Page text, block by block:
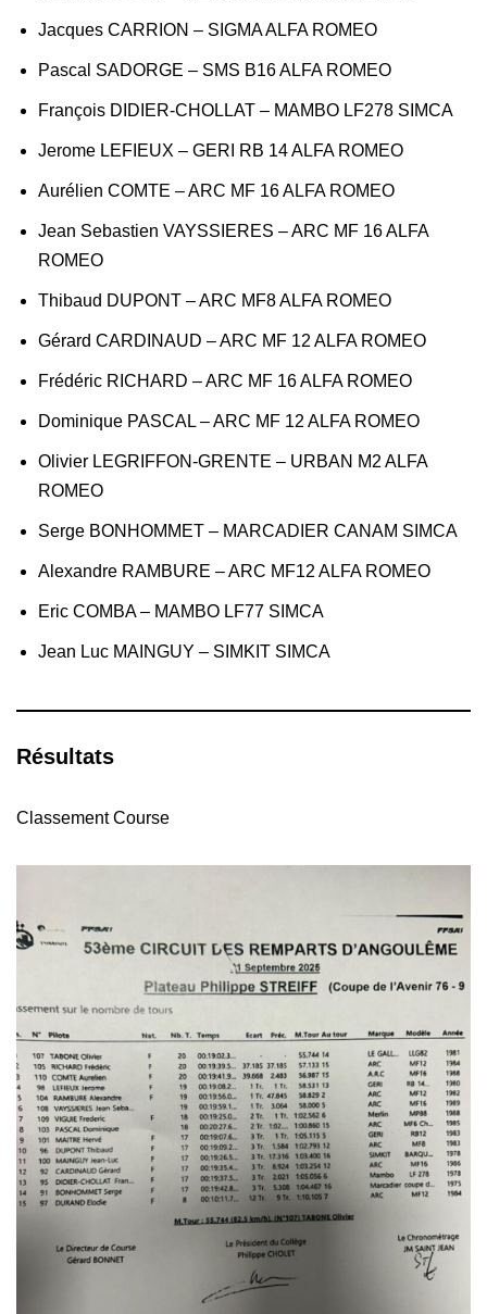
Jacques CARRION – SIGMA ALFA ROMEO
Pascal SADORGE – SMS B16 ALFA ROMEO
François DIDIER-CHOLLAT – MAMBO LF278 SIMCA
Jerome LEFIEUX – GERI RB 14 ALFA ROMEO
Aurélien COMTE – ARC MF 16 ALFA ROMEO
Jean Sebastien VAYSSIERES – ARC MF 16 ALFA
ROMEO
Thibaud DUPONT – ARC MF8 ALFA ROMEO
Gérard CARDINAUD – ARC MF 12 ALFA ROMEO
Frédéric RICHARD – ARC MF 16 ALFA ROMEO
Dominique PASCAL – ARC MF 12 ALFA ROMEO
Olivier LEGRIFFON-GRENTE – URBAN M2 ALFA
ROMEO
Serge BONHOMMET – MARCADIER CANAM SIMCA
Alexandre RAMBURE – ARC MF12 ALFA ROMEO
Eric COMBA – MAMBO LF77 SIMCA
Jean Luc MAINGUY – SIMKIT SIMCA
Résultats
Classement Course